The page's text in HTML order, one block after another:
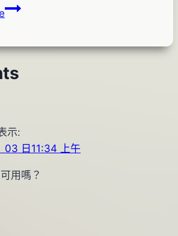
Abu
煞
車
示:
03 日11:34 上午
用嗎？